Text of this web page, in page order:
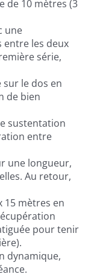
de 10 mètres (3
une
entre les deux
série,
le dos en
de bien
sustentation
entre
une longueur,
Au retour,
15 mètres en
pour tenir
dynamique,